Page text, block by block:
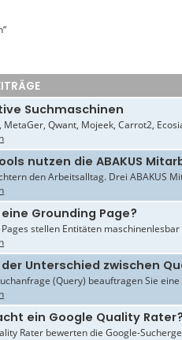
Suchmaschinen
MetaGer, Qwant, Mojeek, Carrot2,
nutzen die ABAKUS
den Arbeitsalltag. Drei ABAKUS
Grounding Page?
stellen Entitäten
Unterschied zwischen
(Query) beauftragen Sie
ein Google Quality Rater?
Rater bewerten die Google-